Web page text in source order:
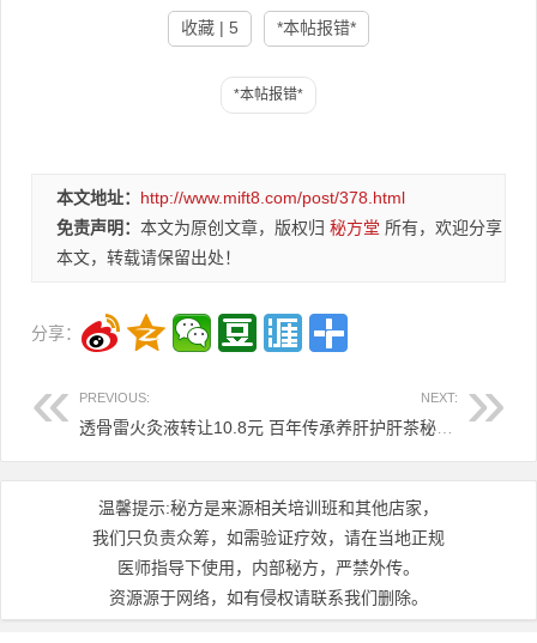
收藏 | 5 *本帖报错*
本文地址： http://www.mift8.com/post/378.html
免责声明： 本文为原创文章，版权归 秘方堂 所有，欢迎分享
本文，转载请保留出处！
分享：
PREVIOUS:
透骨雷火灸液转让10.8元
NEXT:
百年传承养肝护肝茶秘方8.8元
温馨提示:秘方是来源相关培训班和其他店家，
我们只负责众筹，如需验证疗效，请在当地正规
医师指导下使用，内部秘方，严禁外传。
资源源于网络，如有侵权请联系我们删除。